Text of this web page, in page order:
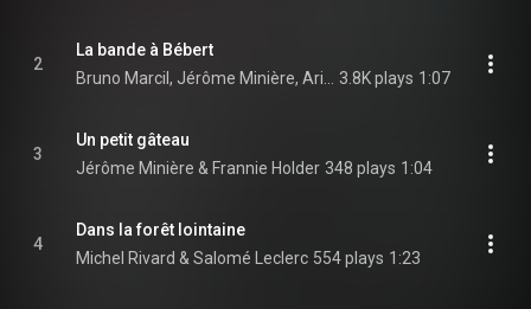
2
La bande à Bébert
3.8K plays 1:07
3
Un petit gâteau
Jérôme Minière & Frannie Holder 348 plays 1:04
4
Dans la forêt lointaine
Michel Rivard & Salomé Leclerc 554 plays 1:23